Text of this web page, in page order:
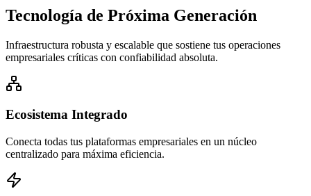
Tecnología de Próxima Generación
Infraestructura robusta y escalable que sostiene tus operaciones
empresariales críticas con confiabilidad absoluta.
Ecosistema Integrado
Conecta todas tus plataformas empresariales en un núcleo
centralizado para máxima eficiencia.